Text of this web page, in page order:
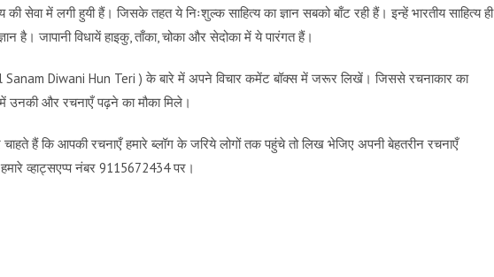
की सेवा में लगी हुयी हैं। जिसके तहत ये निःशुल्क साहित्य का ज्ञान सबको बाँट रही हैं। इन्हें भारतीय साहित्य ही
है। जापानी विधायें हाइकु, ताँका, चोका और सेदोका में ये पारंगत हैं।
Sanam Diwani Hun Teri ) के बारे में अपने विचार कमेंट बॉक्स में जरूर लिखें। जिससे रचनाकार का
उनकी और रचनाएँ पढ़ने का मौका मिले।
हैं कि आपकी रचनाएँ हमारे ब्लॉग के जरिये लोगों तक पहुंचे तो लिख भेजिए अपनी बेहतरीन रचनाएँ
व्हाट्सएप्प नंबर 9115672434 पर।